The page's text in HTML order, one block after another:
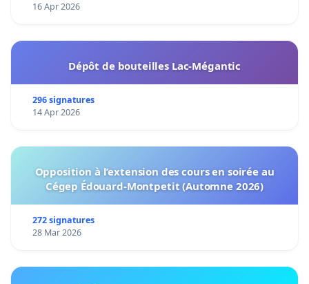
16 Apr 2026
Dépôt de bouteilles Lac-Mégantic
296 signatures
14 Apr 2026
Opposition à l’extension des cours en soirée au
Cégep Édouard-Montpetit (Automne 2026)
272 signatures
28 Mar 2026